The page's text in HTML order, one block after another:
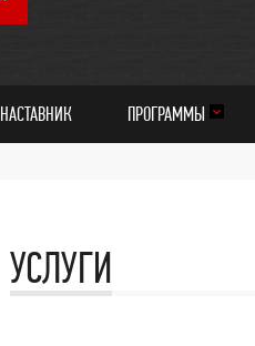
НАСТАВНИК ПРОГРАММЫ
УСЛУГИ